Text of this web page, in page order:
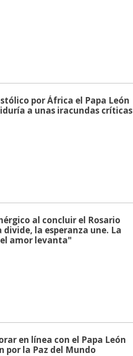
por África el Papa León
a unas iracundas críticas
al concluir el Rosario
la esperanza une. La
amor levanta"
en línea con el Papa León
por la Paz del Mundo